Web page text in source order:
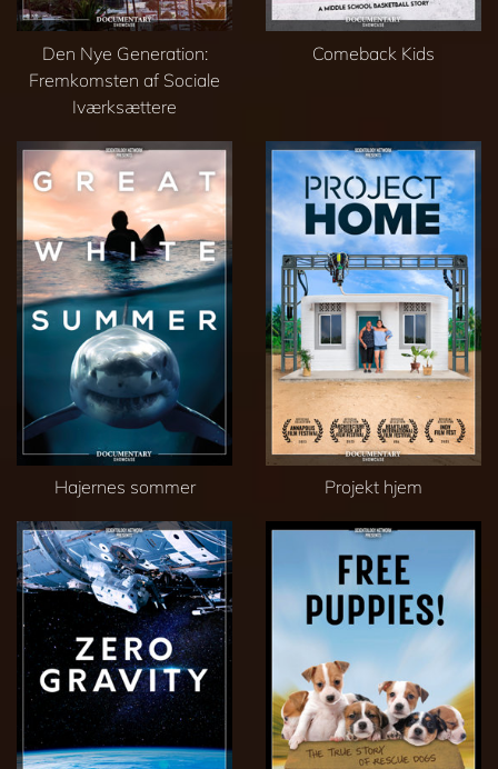
Den Nye Generation:
Fremkomsten af Sociale
Iværksættere
Comeback Kids
Hajernes sommer Projekt hjem